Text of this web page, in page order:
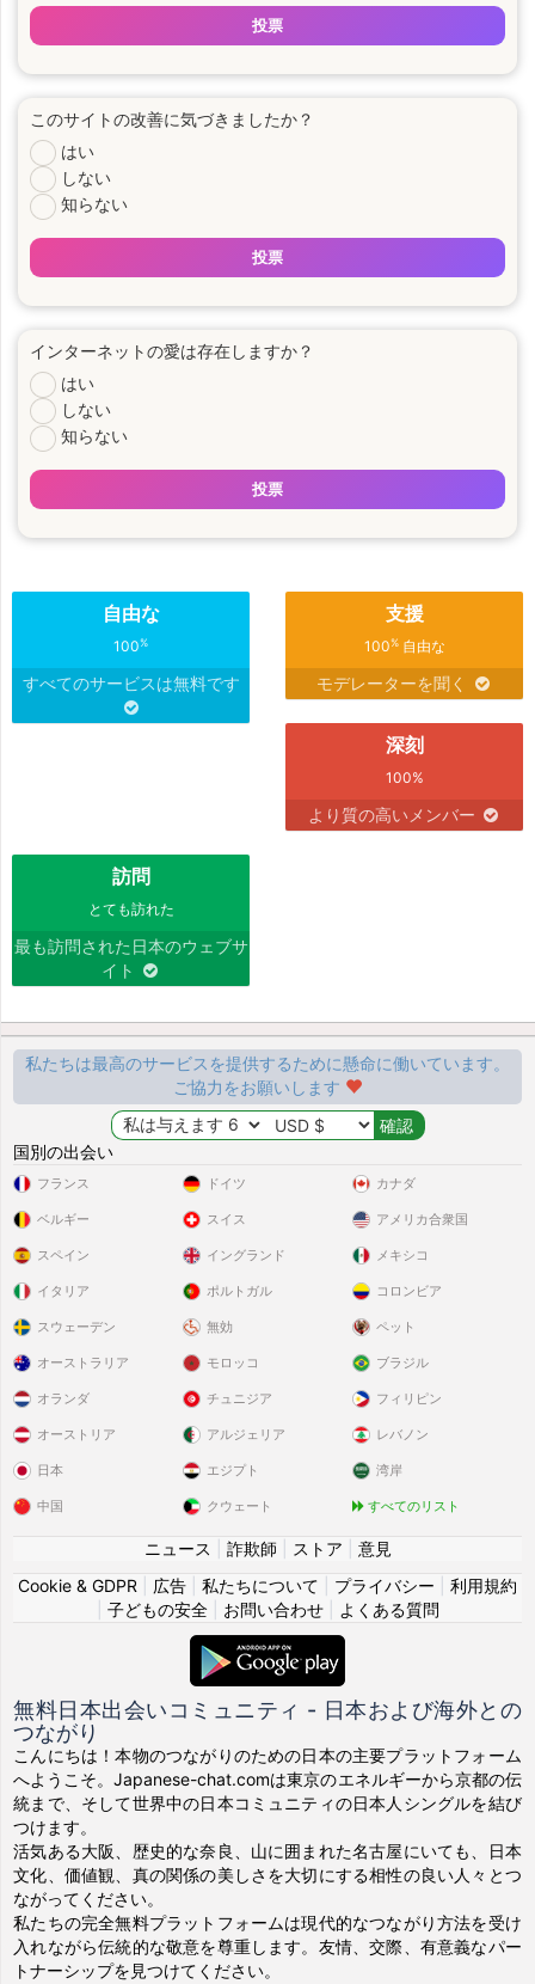
投票
このサイトの改善に気づきましたか？
はい
しない
知らない
投票
インターネットの愛は存在しますか？
はい
しない
知らない
投票
自由な
100%
すべてのサービスは無料です
支援
100%自由な
モデレーターを聞く
深刻
100%
より質の高いメンバー
訪問
とても訪れた
最も訪問された日本のウェブサ
イト
私たちは最高のサービスを提供するために懸命に働いています。
ご協力をお願いします
国別の出会い
フランス
ベルギー
スペイン
イタリア
スウェーデン
ドイツ
スイス
イングランド
ポルトガル
無効
カナダ
アメリカ合衆国
メキシコ
コロンビア
ペット
オーストラリア
オランダ
オーストリア
日本
中国
モロッコ
チュニジア
アルジェリア
エジプト
クウェート
ブラジル
フィリピン
レバノン
湾岸
すべてのリスト
ニュース 詐欺師 ストア
意見
Cookie & GDPR
広告 私たちについて プライバシー
利用規約
子どもの安全| お問い合わせ| よくある質問
無料日本出会いコミュニティ - 日本および海外との
つながり
こんにちは！本物のつながりのための日本の主要プラットフォーム
へようこそ。Japanese-chat.comは東京のエネルギーから京都の伝
統まで、そして世界中の日本コミュニティの日本人シングルを結び
つけます。
活気ある大阪、歴史的な奈良、山に囲まれた名古屋にいても、日本
文化、価値観、真の関係の美しさを大切にする相性の良い人々とつ
ながってください。
私たちの完全無料プラットフォームは現代的なつながり方法を受け
入れながら伝統的な敬意を尊重します。友情、交際、有意義なパー
トナーシップを見つけてください。